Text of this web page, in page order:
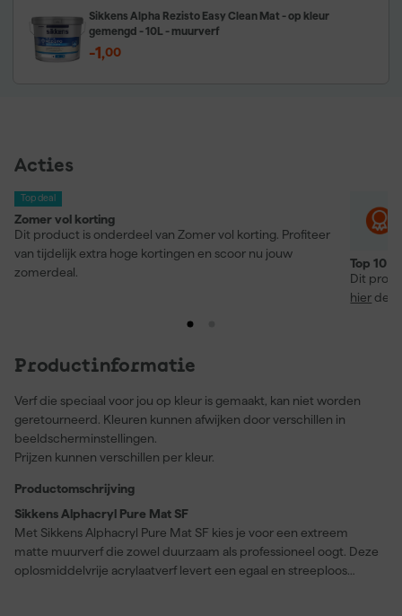
Sikkens Alpha Rezisto Easy Clean Mat - op kleur
gemengd - 10L - muurverf
-1,00
Acties
Top deal
Zomer vol korting
Dit product is onderdeel van Zomer vol korting. Profiteer
van tijdelijk extra hoge kortingen en scoor nu jouw
zomerdeal.
Top 10
Dit
hier de
Productinformatie
Verf die speciaal voor jou op kleur is gemaakt, kan niet worden
geretourneerd. Kleuren kunnen afwijken door verschillen in
beeldscherminstellingen.
Prijzen kunnen verschillen per kleur.
Productomschrijving
Sikkens Alphacryl Pure Mat SF
Met Sikkens Alphacryl Pure Mat SF kies je voor een extreem
matte muurverf die zowel duurzaam als professioneel oogt. Deze
oplosmiddelvrije acrylaatverf levert een egaal en streeploos